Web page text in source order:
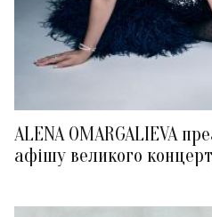
ALENA OMARGALIEVA
афішу великого